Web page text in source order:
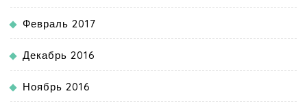
Февраль 2017
Декабрь 2016
Ноябрь 2016